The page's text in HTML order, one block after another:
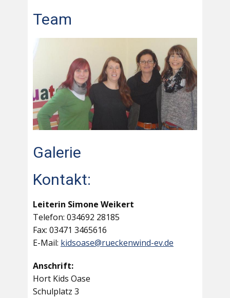
Team
Galerie
Kontakt:
Leiterin Simone Weikert
Telefon: 034692 28185
Fax: 03471 3465616
E-Mail: kidsoase@rueckenwind-ev.de
Anschrift:
Hort Kids Oase
Schulplatz 3